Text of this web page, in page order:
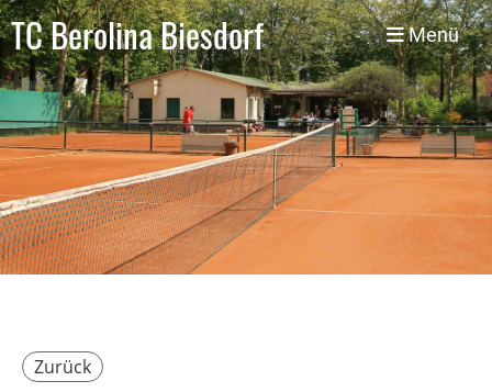
TC Berolina Biesdorf Menü
Zurück